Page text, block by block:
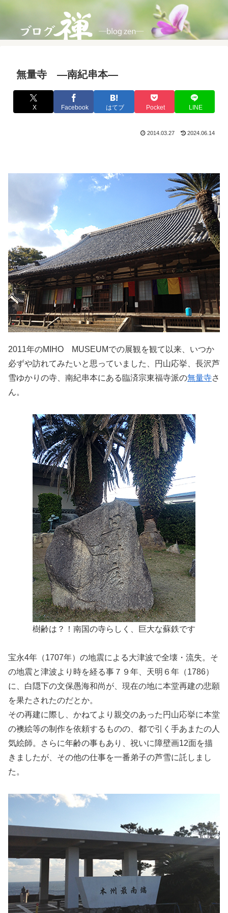
無量寺 ―南紀串本―
X Facebook はてブ Pocket LINE
2014.03.27 2024.06.14
2011年のMIHO MUSEUMでの展観を観て以来、いつか
必ずや訪れてみたいと思っていました、円山応挙、長沢芦
雪ゆかりの寺、南紀串本にある臨済宗東福寺派の無量寺さ
ん。
樹齢は？！南国の寺らしく、巨大な蘇鉄です
宝永4年（1707年）の地震による大津波で全壊・流失。そ
の地震と津波より時を経る事７９年、天明６年（1786）
に、白隠下の文保愚海和尚が、現在の地に本堂再建の悲願
を果たされたのだとか。
その再建に際し、かねてより親交のあった円山応挙に本堂
の襖絵等の制作を依頼するものの、都で引く手あまたの人
気絵師。さらに年齢の事もあり、祝いに障壁画12面を描
きましたが、その他の仕事を一番弟子の芦雪に託しまし
た。